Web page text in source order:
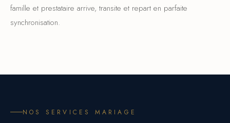
famille et prestataire arrive, transite et repart en parfaite
synchronisation.
NOS SERVICES MARIAGE